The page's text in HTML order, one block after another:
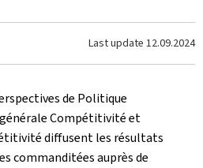
Last update 12.09.2024
de Politique
Compétitivité et
diffusent les résultats
commanditées auprès de